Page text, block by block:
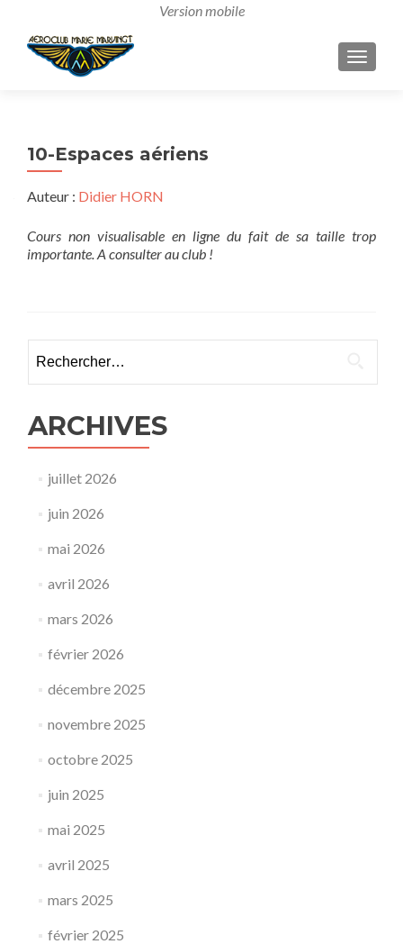
10-Espaces aériens
Auteur : Didier HORN
Cours non visualisable en ligne du fait de sa taille trop
importante. A consulter au club !
ARCHIVES
juillet 2026
juin 2026
mai 2026
avril 2026
mars 2026
février 2026
décembre 2025
novembre 2025
octobre 2025
juin 2025
mai 2025
avril 2025
mars 2025
février 2025